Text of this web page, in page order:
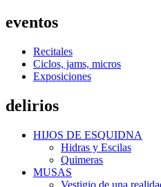
eventos
Recitales
Ciclos, jams, micros
Exposiciones
delirios
HIJOS DE ESQUIDNA
Hidras y Escilas
Quimeras
MUSAS
Vestigio de una